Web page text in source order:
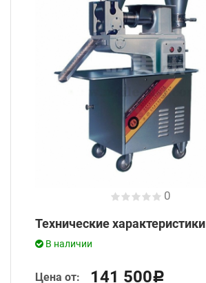
0
Технические характеристики
В наличии
Цена от: 141 500Р